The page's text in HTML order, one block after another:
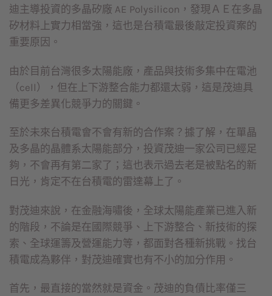
迪主導投資的多晶矽廠 AE Polysilicon，發現ＡＥ在多晶
矽材料上實力相當強，這也是台積電最後敲定投資案的
重要原因。
由於目前台灣很多太陽能廠，產品與技術多集中在電池
（cell），但在上下游整合能力都還太弱，這是茂迪具
備更多差異化競爭力的關鍵。
至於未來台積電會不會有新的合作案？據了解，在單晶
及多晶的晶體系太陽能部分，投資茂迪一家公司已經足
夠，不會再有第二家了；這也表示過去老是被點名的新
日光，肯定不在台積電的雷達幕上了。
對茂迪來說，在金融海嘯後，全球太陽能產業已進入新
的階段，不論是在國際競爭、上下游整合、新技術的探
索、全球運籌及營運能力等，都面對各種新挑戰。找台
積電成為夥伴，對茂迪確實也有不小的加分作用。
首先，最直接的當然就是資金。茂迪的負債比率僅三